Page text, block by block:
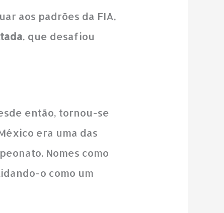
aos padrões da FIA,
, que desafiou
então, tornou-se
era uma das
Nomes como
o como um